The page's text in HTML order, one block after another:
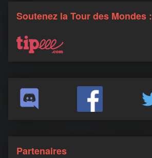
Soutenez la Tour des Mondes :
Partenaires